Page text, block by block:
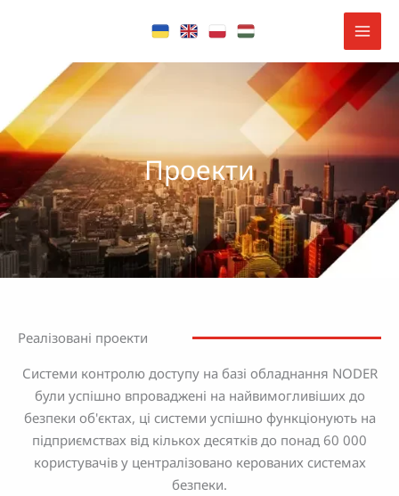
Проекти
Реалізовані проекти
Системи контролю доступу на базі обладнання NODER
були успішно впроваджені на найвимогливіших до
безпеки об'єктах, ці системи успішно функціонують на
підприємствах від кількох десятків до понад 60 000
користувачів у централізовано керованих системах
безпеки.